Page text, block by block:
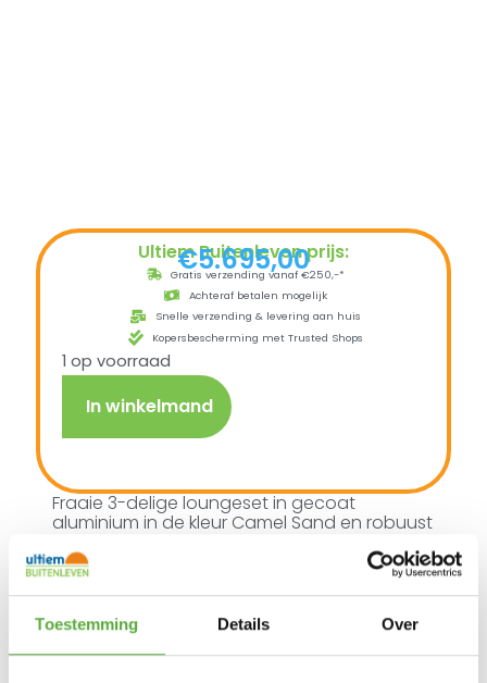
Toestemming Details Over
Ultiem Buitenleven prijs:
€5.695,00
Gratis verzending vanaf €250,-*
Achteraf betalen mogelijk
Snelle verzending & levering aan huis
Kopersbescherming met Trusted Shops
1 op voorraad
In winkelmand
Fraaie 3-delige loungeset in gecoat
aluminium in de kleur Camel Sand en robuust
Teak vormt de stevige en weerbestendige
basis van deze loungeset.
De poten van aluminium zorgen voor de
stoere looks en degelijke constructie.
De rugleuningen van aluminium met een